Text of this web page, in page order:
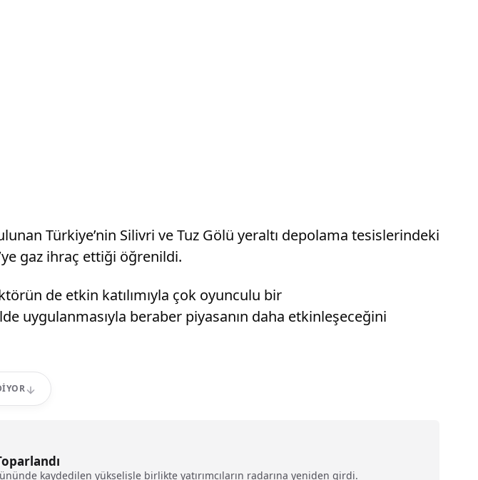
Türkiye’nin Silivri ve Tuz Gölü yeraltı depolama tesislerindeki
gaz ihraç ettiği öğrenildi.
de etkin katılımıyla çok oyunculu bir
uygulanmasıyla beraber piyasanın daha etkinleşeceğini
kaydedilen yükselişle birlikte yatırımcıların radarına yeniden girdi.